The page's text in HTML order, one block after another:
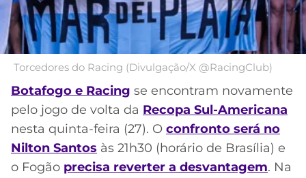
MELHORES
APPS
APOSTAS
CASSINOS
ONLINE
MELHORES
FLAMENGO
BOTAFOGO
VASCO
INTERNACIONAL
PREMIER
LEAGUE
COPA
AMERICANA
LIGA
DOS
CAMPEÕES
Torcedores do Racing (Divulgação/X @RacingClub)
Botafogo e Racing se encontram novamente
pelo jogo de volta da Recopa Sul-Americana
nesta quinta-feira (27). O confronto será no
Nilton Santos às 21h30 (horário de Brasília) e
o Fogão precisa reverter a desvantagem. Na